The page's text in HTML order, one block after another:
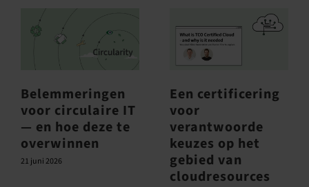
Belemmeringen
voor circulaire IT
— en hoe deze te
overwinnen
21 juni 2026
Een certificering
voor
verantwoorde
keuzes op het
gebied van
cloudresources